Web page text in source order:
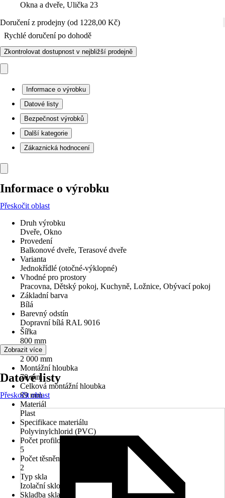
Okna a dveře, Ulička 23
Doručení z prodejny (od 1228,00 Kč)
Rychlé doručení po dohodě
Zkontrolovat dostupnost v nejbližší prodejně
Informace o výrobku
Datové listy
Bezpečnost výrobků
Další kategorie
Zákaznická hodnocení
Informace o výrobku
Přeskočit oblast
Druh výrobku
Dveře, Okno
Provedení
Balkonové dveře, Terasové dveře
Varianta
Jednokřídlé (otočné-výklopné)
Vhodné pro prostory
Pracovna, Dětský pokoj, Kuchyně, Ložnice, Obývací pokoj
Základní barva
Bílá
Barevný odstín
Dopravní bílá RAL 9016
Šířka
800 mm
Výška
2 000 mm
Montážní hloubka
70 mm
Celková montážní hloubka
89 mm
Materiál
Plast
Specifikace materiálu
Polyvinylchlorid (PVC)
Počet profilových komor
5
Počet těsnění
2
Typ skla
Izolační sklo
Skladba skla
Zobrazit více
Datové listy
Přeskočit oblast